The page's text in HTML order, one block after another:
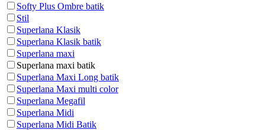
Softy Plus Ombre batik
Stil
Superlana Klasik
Superlana Klasik batik
Superlana maxi
Superlana maxi batik
Superlana Maxi Long batik
Superlana Maxi multi color
Superlana Megafil
Superlana Midi
Superlana Midi Batik